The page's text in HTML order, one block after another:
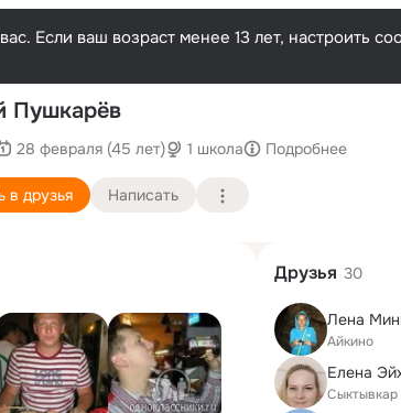
Если ваш возраст менее 13 лет, настроить
Пушкарёв
28 февраля (45 лет) 1 школа Подробнее
в друзья Написать
Друзья 30
Лена
Айкино
Елена
Сыктывкар